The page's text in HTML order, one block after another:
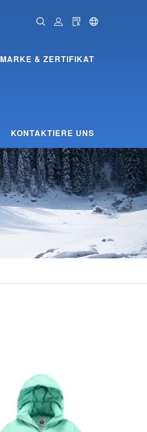
MARKE & ZERTIFIKAT
KONTAKTIERE UNS